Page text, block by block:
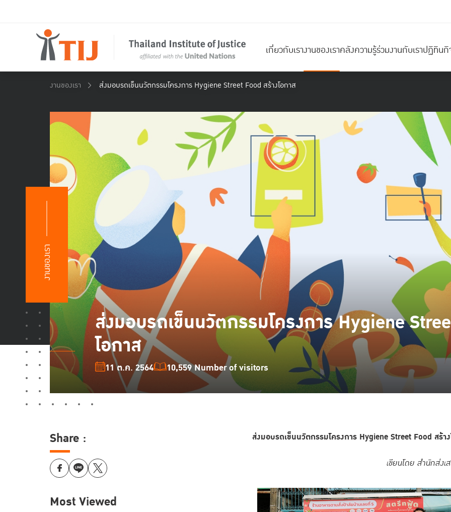
เกี่ยวกับเรางานของเราคลังความรู้ร่วมงานกับเราปฏิทินกิ
งานของเรา ส่งมอบรถเข็นนวัตกรรมโครงการ Hygiene Street Food สร้างโอกาส
งานของเรา
ส่งมอบรถเข็นนวัตกรรมโครงการ Hygiene
โอกาส
11 ต.ค. 2564 10,559 Number of visitors
ส่งมอบรถเข็นนวัตกรรมโครงการ Hygiene Street Food สร้า
เขียนโดย สำนักส่ง
Share :
Most Viewed